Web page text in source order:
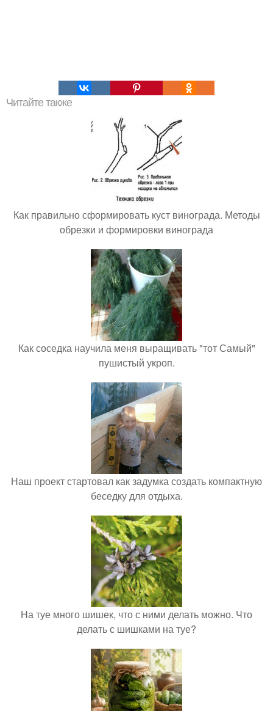
Читайте также
Как правильно сформировать куст винограда. Методы
обрезки и формировки винограда
Как соседка научила меня выращивать "тот Самый"
пушистый укроп.
Наш проект стартовал как задумка создать компактную
беседку для отдыха.
На туе много шишек, что с ними делать можно. Что
делать с шишками на туе?